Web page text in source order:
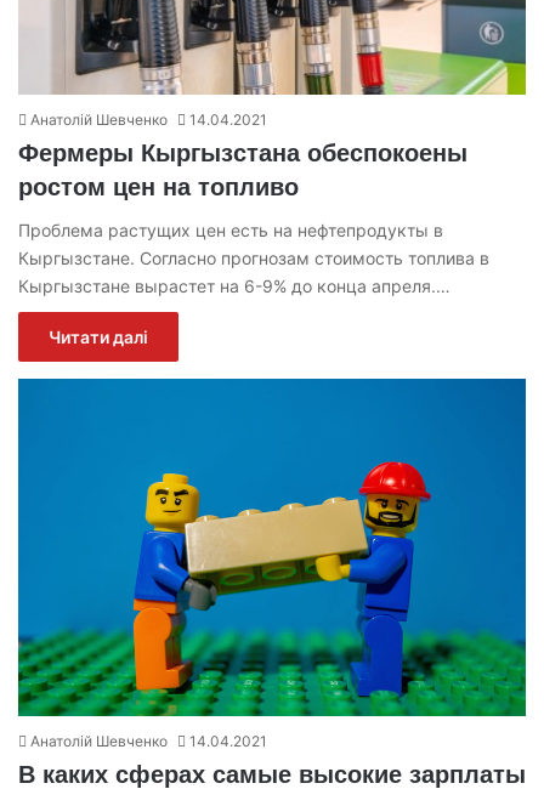
Анатолій Шевченко 14.04.2021
Фермеры Кыргызстана обеспокоены
ростом цен на топливо
Проблема растущих цен есть на нефтепродукты в
Кыргызстане. Согласно прогнозам стоимость топлива в
Кыргызстане вырастет на 6-9% до конца апреля.…
Читати далі
Анатолій Шевченко 14.04.2021
В каких сферах самые высокие зарплаты